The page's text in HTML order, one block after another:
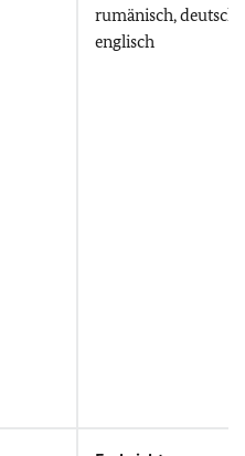
rumänisch, deutsch,
englisch